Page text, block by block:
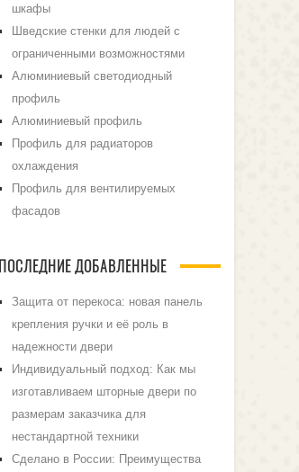
шкафы
Шведские стенки для людей с
ограниченными возможностями
Алюминиевый светодиодный
профиль
Алюминиевый профиль
Профиль для радиаторов
охлаждения
Профиль для вентилируемых
фасадов
ПОСЛЕДНИЕ ДОБАВЛЕННЫЕ
Защита от перекоса: новая панель
крепления ручки и её роль в
надежности двери
Индивидуальный подход: Как мы
изготавливаем шторные двери по
размерам заказчика для
нестандартной техники
Сделано в России: Преимущества